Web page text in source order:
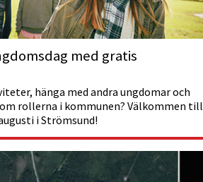
med gratis
hänga med andra ungdomar och
rollerna i kommunen? Välkommen till
i Strömsund!